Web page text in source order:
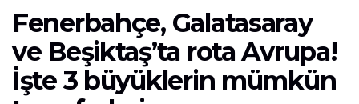
Fenerbahçe, Galatasaray
ve Beşiktaş’ta rota Avrupa!
İşte 3 büyüklerin mümkün